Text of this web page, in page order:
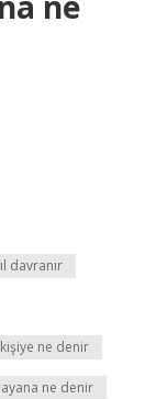
davranır
ne denir
ne denir